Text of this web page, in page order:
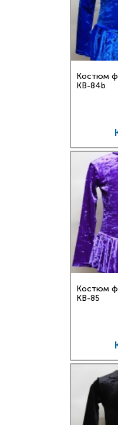
Костюм
KB-84b
Костюм
KB-85